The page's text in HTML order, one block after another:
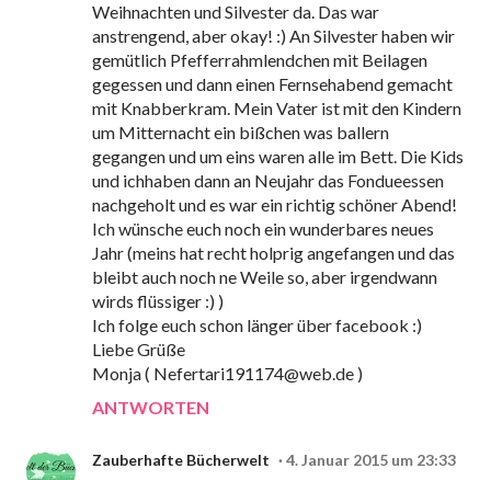
Weihnachten und Silvester da. Das war
anstrengend, aber okay! :) An Silvester haben wir
gemütlich Pfefferrahmlendchen mit Beilagen
gegessen und dann einen Fernsehabend gemacht
mit Knabberkram. Mein Vater ist mit den Kindern
um Mitternacht ein bißchen was ballern
gegangen und um eins waren alle im Bett. Die Kids
und ichhaben dann an Neujahr das Fondueessen
nachgeholt und es war ein richtig schöner Abend!
Ich wünsche euch noch ein wunderbares neues
Jahr (meins hat recht holprig angefangen und das
bleibt auch noch ne Weile so, aber irgendwann
wirds flüssiger :) )
Ich folge euch schon länger über facebook :)
Liebe Grüße
Monja ( Nefertari191174@web.de )
ANTWORTEN
Zauberhafte Bücherwelt 4. Januar 2015 um 23:33